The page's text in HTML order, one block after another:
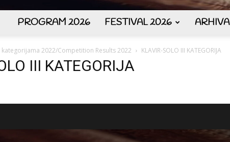
PROGRAM 2026 FESTIVAL 2026 ARHIVA
kategorijama 2022/Competition Results 2022 KLAVIR-SOLO III KATEGORIJA
III KATEGORIJA